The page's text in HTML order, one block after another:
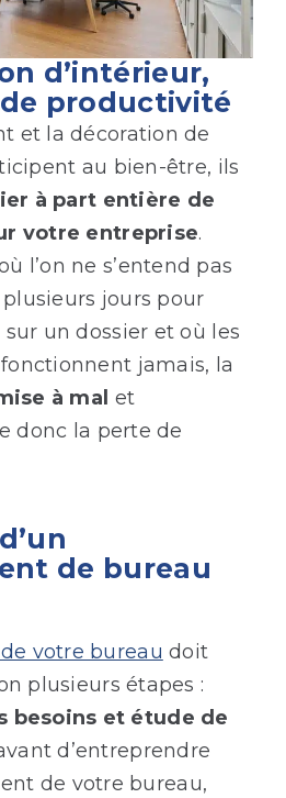
d’intérieur,
productivité
et la décoration de
au bien-être, ils
à part entière de
votre entreprise.
l’on ne s’entend pas
jours pour
un dossier et où les
jamais, la
à mal et
donc la perte de
de bureau
votre bureau doit
plusieurs étapes :
besoins et étude de
d’entreprendre
de votre bureau,